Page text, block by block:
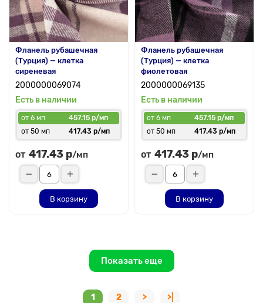
Фланель рубашечная
(Турция) — клетка
сиреневая
2000000069074
Есть в наличии
от 6 мп
457.15 р/мп
от 50 мп
417.43 р/мп
от 417.43 р/мп
В корзину
Фланель рубашечная
(Турция) — клетка
фиолетовая
2000000069135
Есть в наличии
от 6 мп
457.15 р/мп
от 50 мп
417.43 р/мп
от 417.43 р/мп
В корзину
Показать еще
1 2 > >|